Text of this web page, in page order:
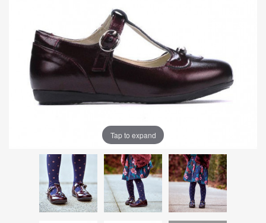
Tap to expand